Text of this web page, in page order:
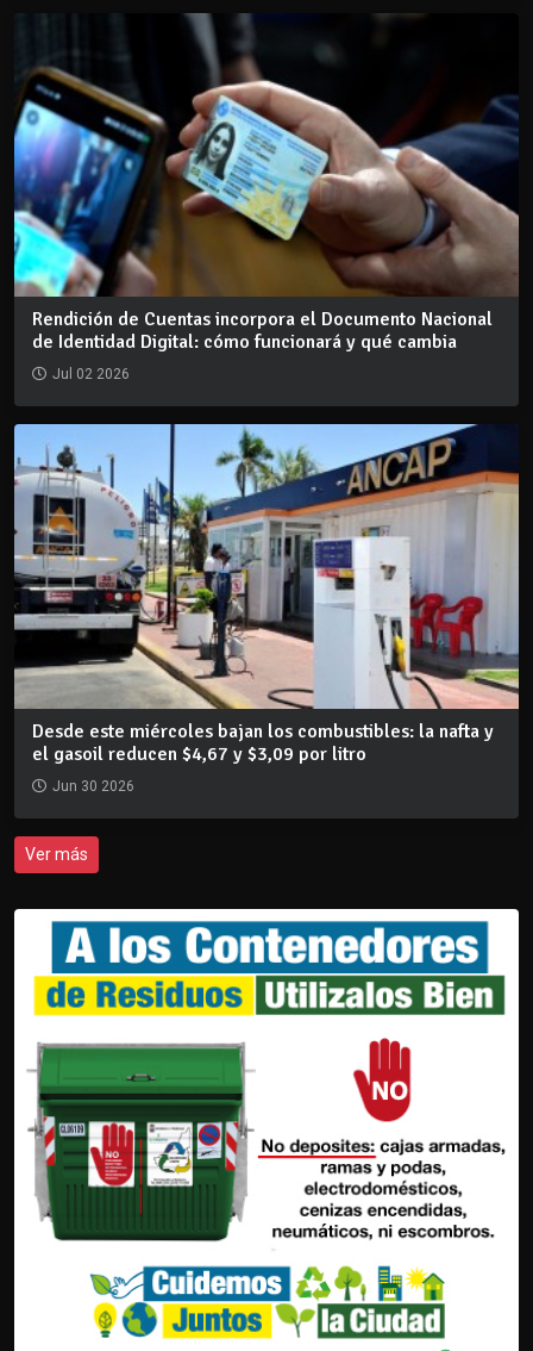
Rendición de Cuentas incorpora el Documento Nacional
de Identidad Digital: cómo funcionará y qué cambia
Jul 02 2026
Desde este miércoles bajan los combustibles: la nafta y
el gasoil reducen $4,67 y $3,09 por litro
Jun 30 2026
Ver más